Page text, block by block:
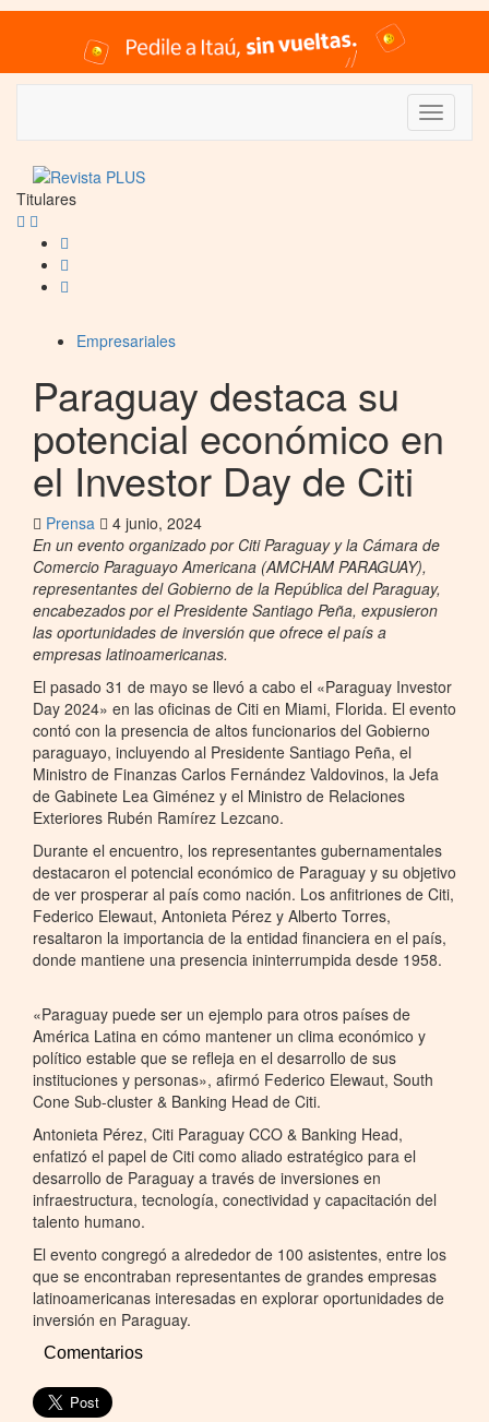
Titulares
Empresariales
Paraguay destaca su
potencial económico en
el Investor Day de Citi
Prensa
4 junio, 2024
En un evento organizado por Citi Paraguay y la Cámara de
Comercio Paraguayo Americana (AMCHAM PARAGUAY),
representantes del Gobierno de la República del Paraguay,
encabezados por el Presidente Santiago Peña, expusieron
las oportunidades de inversión que ofrece el país a
empresas latinoamericanas.
El pasado 31 de mayo se llevó a cabo el «Paraguay Investor
Day 2024» en las oficinas de Citi en Miami, Florida. El evento
contó con la presencia de altos funcionarios del Gobierno
paraguayo, incluyendo al Presidente Santiago Peña, el
Ministro de Finanzas Carlos Fernández Valdovinos, la Jefa
de Gabinete Lea Giménez y el Ministro de Relaciones
Exteriores Rubén Ramírez Lezcano.
Durante el encuentro, los representantes gubernamentales
destacaron el potencial económico de Paraguay y su objetivo
de ver prosperar al país como nación. Los anfitriones de Citi,
Federico Elewaut, Antonieta Pérez y Alberto Torres,
resaltaron la importancia de la entidad financiera en el país,
donde mantiene una presencia ininterrumpida desde 1958.
«Paraguay puede ser un ejemplo para otros países de
América Latina en cómo mantener un clima económico y
político estable que se refleja en el desarrollo de sus
instituciones y personas», afirmó Federico Elewaut, South
Cone Sub-cluster & Banking Head de Citi.
Antonieta Pérez, Citi Paraguay CCO & Banking Head,
enfatizó el papel de Citi como aliado estratégico para el
desarrollo de Paraguay a través de inversiones en
infraestructura, tecnología, conectividad y capacitación del
talento humano.
El evento congregó a alrededor de 100 asistentes, entre los
que se encontraban representantes de grandes empresas
latinoamericanas interesadas en explorar oportunidades de
inversión en Paraguay.
Comentarios